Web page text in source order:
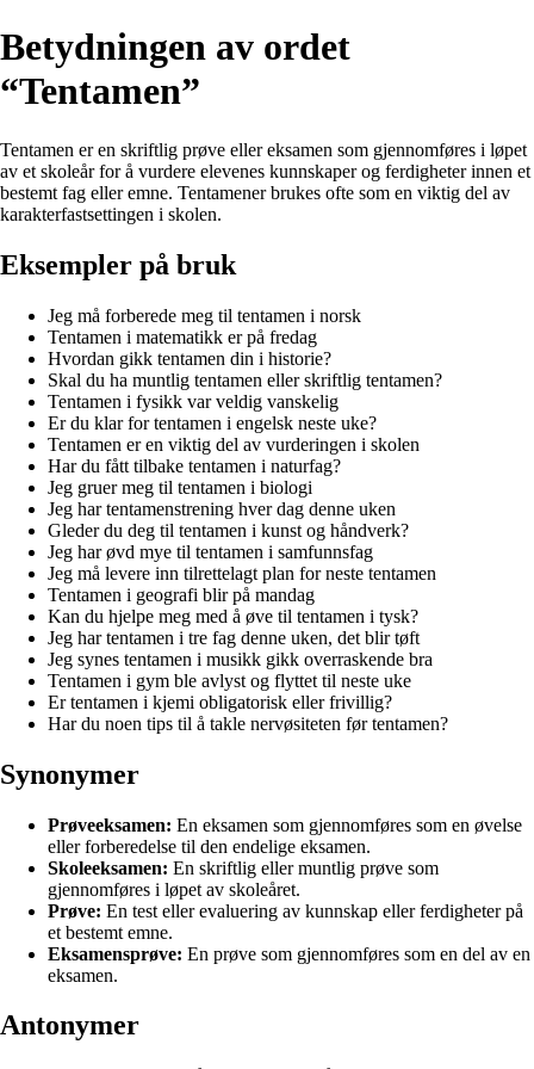
Betydningen av ordet
“Tentamen”
Tentamen er en skriftlig prøve eller eksamen som gjennomføres i løpet
av et skoleår for å vurdere elevenes kunnskaper og ferdigheter innen et
bestemt fag eller emne. Tentamener brukes ofte som en viktig del av
karakterfastsettingen i skolen.
Eksempler på bruk
Jeg må forberede meg til tentamen i norsk
Tentamen i matematikk er på fredag
Hvordan gikk tentamen din i historie?
Skal du ha muntlig tentamen eller skriftlig tentamen?
Tentamen i fysikk var veldig vanskelig
Er du klar for tentamen i engelsk neste uke?
Tentamen er en viktig del av vurderingen i skolen
Har du fått tilbake tentamen i naturfag?
Jeg gruer meg til tentamen i biologi
Jeg har tentamenstrening hver dag denne uken
Gleder du deg til tentamen i kunst og håndverk?
Jeg har øvd mye til tentamen i samfunnsfag
Jeg må levere inn tilrettelagt plan for neste tentamen
Tentamen i geografi blir på mandag
Kan du hjelpe meg med å øve til tentamen i tysk?
Jeg har tentamen i tre fag denne uken, det blir tøft
Jeg synes tentamen i musikk gikk overraskende bra
Tentamen i gym ble avlyst og flyttet til neste uke
Er tentamen i kjemi obligatorisk eller frivillig?
Har du noen tips til å takle nervøsiteten før tentamen?
Synonymer
Prøveeksamen: En eksamen som gjennomføres som en øvelse
eller forberedelse til den endelige eksamen.
Skoleeksamen: En skriftlig eller muntlig prøve som
gjennomføres i løpet av skoleåret.
Prøve: En test eller evaluering av kunnskap eller ferdigheter på
et bestemt emne.
Eksamensprøve: En prøve som gjennomføres som en del av en
eksamen.
Antonymer